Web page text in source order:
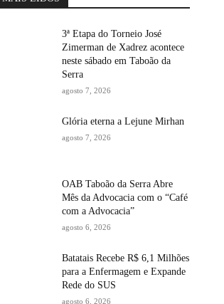
3ª Etapa do Torneio José
Zimerman de Xadrez acontece
neste sábado em Taboão da
Serra
agosto 7, 2026
Glória eterna a Lejune Mirhan
agosto 7, 2026
OAB Taboão da Serra Abre
Mês da Advocacia com o “Café
com a Advocacia”
agosto 6, 2026
Batatais Recebe R$ 6,1 Milhões
para a Enfermagem e Expande
Rede do SUS
agosto 6, 2026